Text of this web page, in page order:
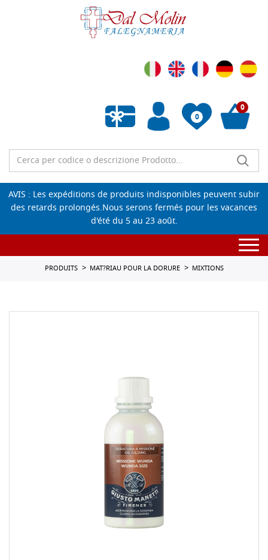
0
Liste de souhaits vide
0
AVIS : Les expéditions de produits indisponibles peuvent subir
des retards prolongés.Nous serons fermés pour les vacances
d'été du 5 au 23 août.
PRODUITS MAT?RIAU POUR LA DORURE MIXTIONS